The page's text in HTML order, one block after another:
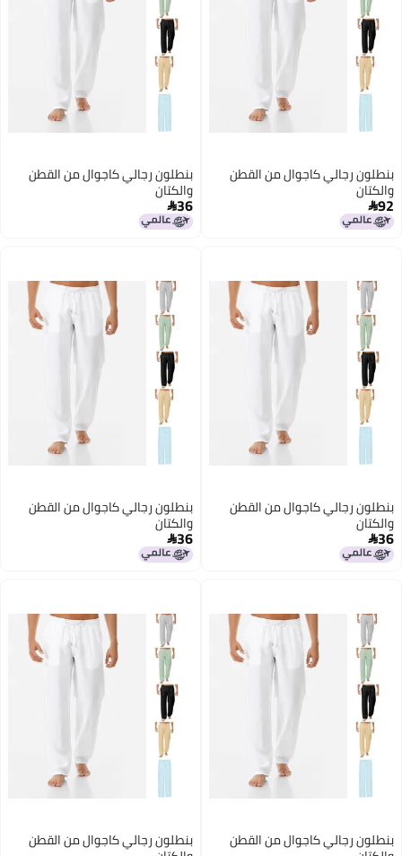
بنطلون رجالي كاجوال من القطن
والكتان
92
بنطلون رجالي كاجوال من القطن
والكتان
36
بنطلون رجالي كاجوال من القطن
والكتان
36
بنطلون رجالي كاجوال من القطن
والكتان
36
بنطلون رجالي كاجوال من القطن بنطلون رجالي كاجوال من القطن